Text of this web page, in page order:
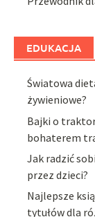
EDUKACJA
Światowa
żywieniowe?
Bajki o
bohaterem
Jak radzić
przez dzieci?
Najlepsze
tytułów dla